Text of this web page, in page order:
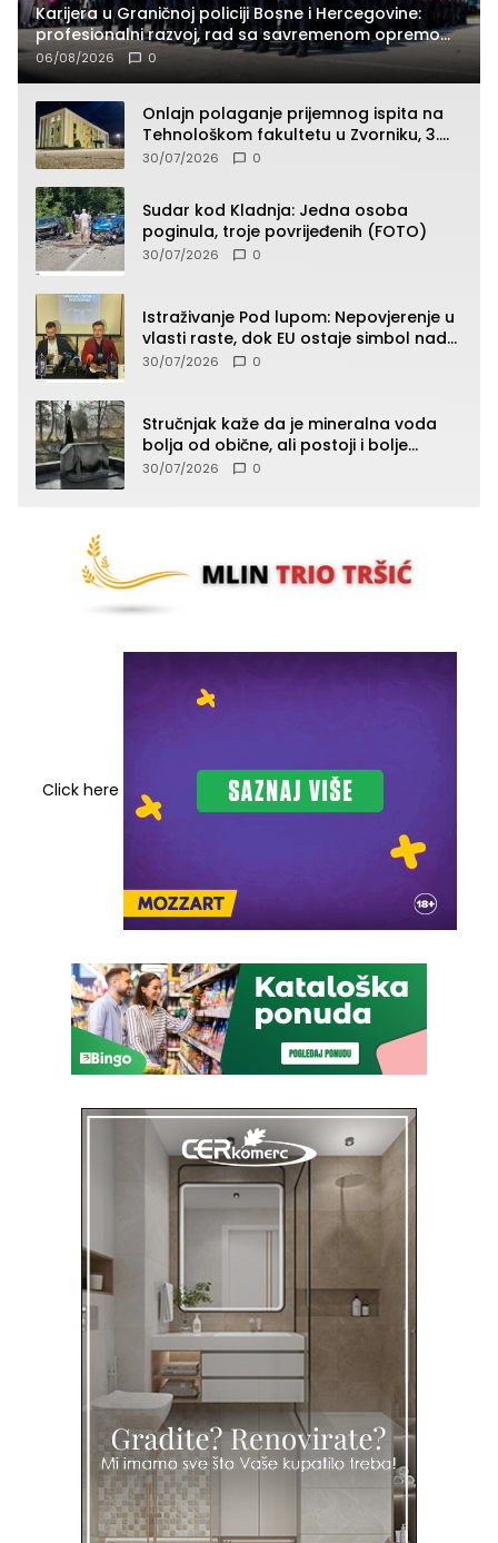
Karijera u Graničnoj policiji Bosne i Hercegovine:
profesionalni razvoj, rad sa savremenom opremom
i služba građanima
06/08/2026 0
Onlajn polaganje prijemnog ispita na
Tehnološkom fakultetu u Zvorniku, 3.
septembra u 9.00 časova
30/07/2026 0
Sudar kod Kladnja: Jedna osoba
poginula, troje povrijeđenih (FOTO)
30/07/2026 0
Istraživanje Pod lupom: Nepovjerenje u
vlasti raste, dok EU ostaje simbol nade
građana
30/07/2026 0
Stručnjak kaže da je mineralna voda
bolja od obične, ali postoji i bolje
rješenje
30/07/2026 0
Click here